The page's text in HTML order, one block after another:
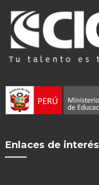
Enlaces de interés